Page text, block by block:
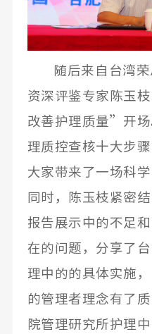
随后来自台湾
资深评鉴专家陈玉
改善护理质量”开
理质控查核十大步
大家带来了一场科
同时，陈玉枝紧密
报告展示中的不足
在的问题，分享了
理中的的具体实施
的管理者理念有了
院管理研究所护理